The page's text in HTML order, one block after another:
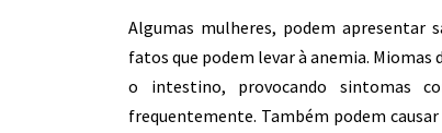
Algumas mulheres, podem apresentar
fatos que podem levar à anemia.
o intestino, provocando sintomas
frequentemente. Também podem